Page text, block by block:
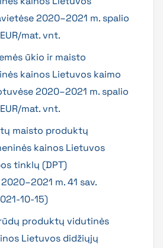
2020–2021 m. spalio
mat. vnt.
ūkio ir maisto
kainos Lietuvos kaimo
2020–2021 m. spalio
mat. vnt.
maisto produktų
kainos Lietuvos
tinklų (DPT)
m. 41 sav.
10-15)
produktų vidutinės
Lietuvos didžiųjų